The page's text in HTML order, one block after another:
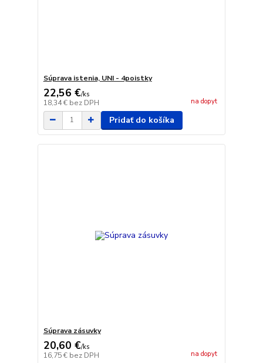
Súprava istenia, UNI - 4poistky
22,56 €/ks
18,34 € bez DPH na dopyt
Pridať do košíka
Súprava zásuvky
20,60 €/ks
16,75 € bez DPH na dopyt